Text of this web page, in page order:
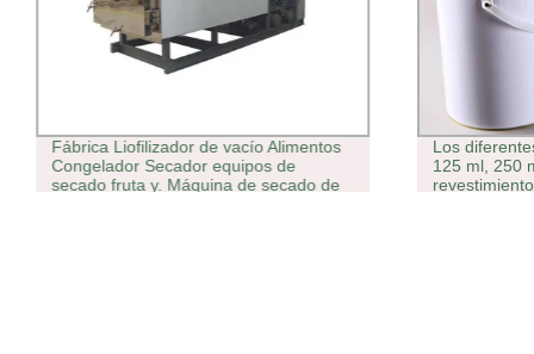
Fábrica Liofilizador de vacío Alimentos
Congelador Secador equipos de
secado fruta y. Máquina de secado de
Los
125 ml, 250
revestimiento